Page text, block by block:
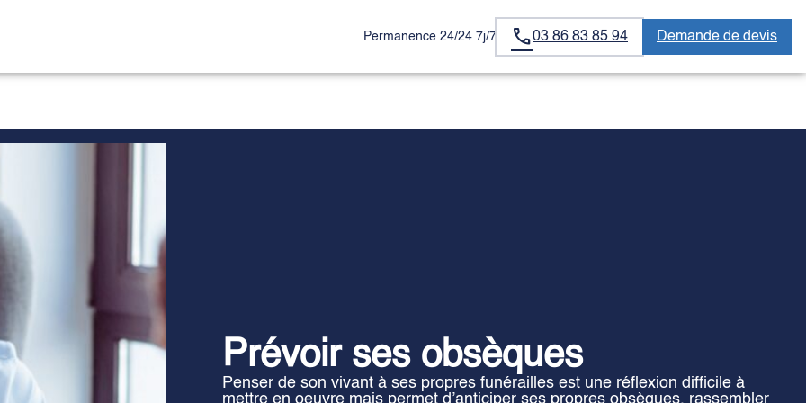
Permanence 24/24 7j/7 03 86 83 85 94 Demande de devis
Prévoir ses obsèques
Penser de son vivant à ses propres funérailles est une réflexion difficile à
mettre en oeuvre mais permet d’anticiper ses propres obsèques, rassembler